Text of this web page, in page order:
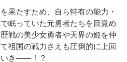
果たすため、自ら特有の能力・
眠っていた元勇者たちを目覚め
戦の美少女勇者や天界の姫を仲
祖国の戦力さえも圧倒的に上回
いき――！？